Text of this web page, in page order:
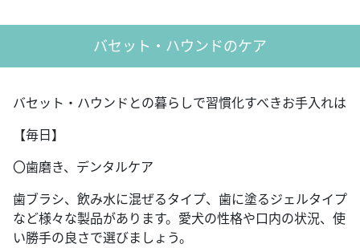
バセット・ハウンドのケア
バセット・ハウンドとの暮らしで習慣化すべきお手入れは
【毎日】
〇歯磨き、デンタルケア
歯ブラシ、飲み水に混ぜるタイプ、歯に塗るジェルタイプ
など様々な製品があります。愛犬の性格や口内の状況、使
い勝手の良さで選びましょう。